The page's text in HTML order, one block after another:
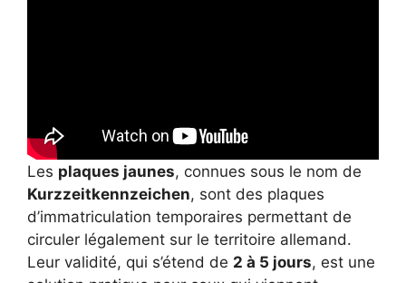
Les plaques jaunes, connues sous le nom de
Kurzzeitkennzeichen, sont des plaques
d’immatriculation temporaires permettant de
circuler légalement sur le territoire allemand.
Leur validité, qui s’étend de 2 à 5 jours, est une